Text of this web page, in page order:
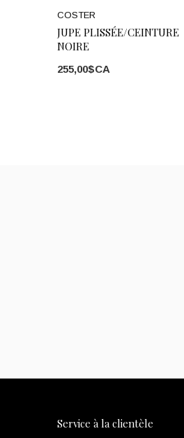
COSTER
JUPE PLISSÉE/CEINTURE
NOIRE
255,00$CA
Service à la clientèle